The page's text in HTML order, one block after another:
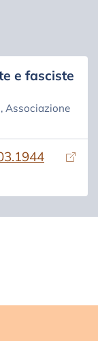
e fasciste
Associazione